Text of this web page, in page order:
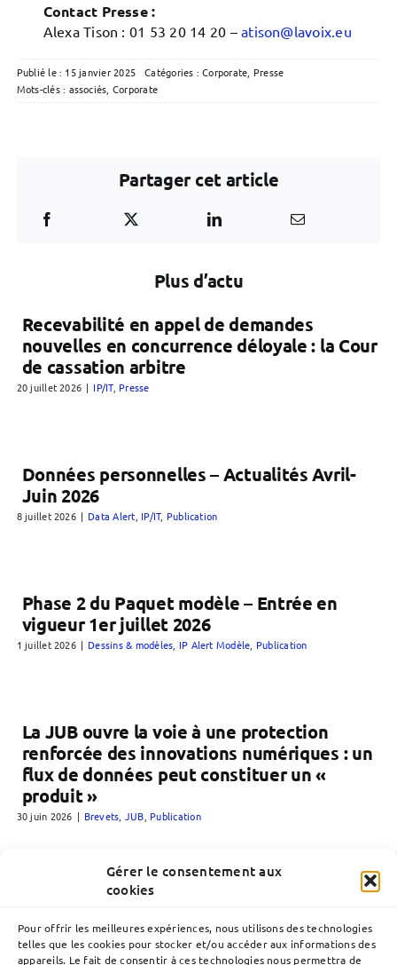
Gérer le consentement aux
cookies
Pour offrir les meilleures expériences, nous utilisons des technologies
telles que les cookies pour stocker et/ou accéder aux informations des
appareils. Le fait de consentir à ces technologies nous permettra de
Contact Presse :
Alexa Tison : 01 53 20 14 20 –atison@lavoix.eu
Publié le : 15 janvier 2025 Catégories :Corporate, Presse
Mots-clés : associés, Corporate
Partager cet article
Plus d’actu
Recevabilité en appel de demandes
nouvelles en concurrence déloyale : la Cour
de cassation arbitre
20 juillet 2026 | IP/IT, Presse
Données personnelles – Actualités Avril-
Juin 2026
8 juillet 2026 | Data Alert IP/IT, Publication
Phase 2 du Paquet modèle – Entrée en
vigueur 1er juillet 2026
1 juillet 2026 | Dessins & modèles IP Alert Modèle Publication
La JUB ouvre la voie à une protection
renforcée des innovations numériques : un
flux de données peut constituer un «
produit »
30 juin 2026 | Brevets JUB Publication